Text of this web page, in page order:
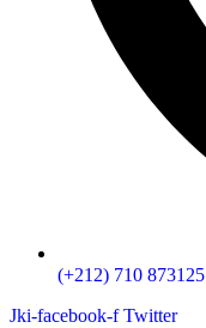
(+212) 710 873125
Jki-facebook-f Twitter